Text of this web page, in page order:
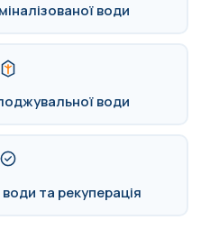
води
води
та рекуперація